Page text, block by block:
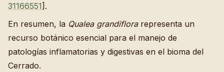
31166551].
En resumen, la Qualea grandiflorarepresenta un
recurso botánico esencial para el manejo de
patologías inflamatorias y digestivas en el bioma del
Cerrado.